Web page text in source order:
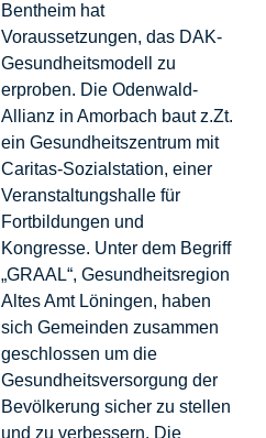
Bentheim hat
Voraussetzungen, das DAK-
Gesundheitsmodell zu
erproben. Die Odenwald-
Allianz in Amorbach baut z.Zt.
ein Gesundheitszentrum mit
Caritas-Sozialstation, einer
Veranstaltungshalle für
Fortbildungen und
Kongresse. Unter dem Begriff
„GRAAL“, Gesundheitsregion
Altes Amt Löningen, haben
sich Gemeinden zusammen
geschlossen um die
Gesundheitsversorgung der
Bevölkerung sicher zu stellen
und zu verbessern. Die